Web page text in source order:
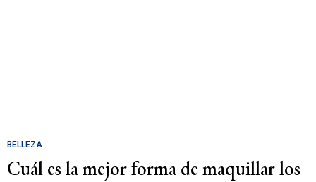
BELLEZA
Cuál es la mejor forma de maquillar los